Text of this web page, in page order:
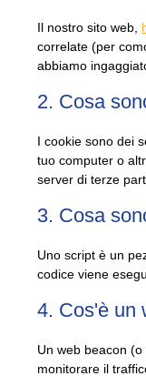
Il nostro sito web,
correlate (per
abbiamo
2. Cosa
I cookie sono dei
tuo computer o
server di terze
3. Cosa
Uno script è un
codice viene
4. Cos'è un
Un web beacon
monitorare il